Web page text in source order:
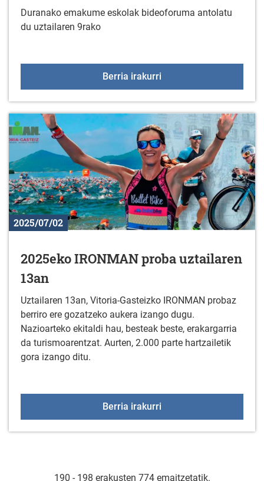
Duranako emakume eskolak bideoforuma antolatu
du uztailaren 9rako
Berria irakurri
2025/07/02
2025eko IRONMAN proba uztailaren
13an
Uztailaren 13an, Vitoria-Gasteizko IRONMAN probaz
berriro ere gozatzeko aukera izango dugu.
Nazioarteko ekitaldi hau, besteak beste, erakargarria
da turismoarentzat. Aurten, 2.000 parte hartzailetik
gora izango ditu.
Berria irakurri
190 - 198 erakusten 774 emaitzetatik.